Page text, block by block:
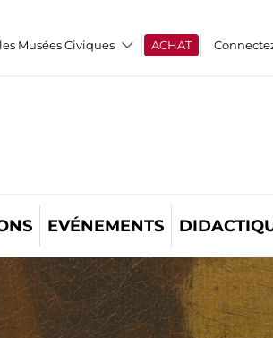
Musées Civiques ACHAT
EVÉNEMENTS